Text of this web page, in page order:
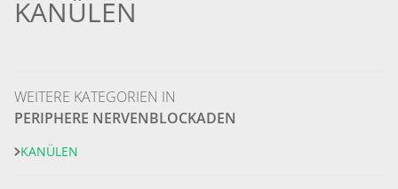
KANÜLEN
WEITERE KATEGORIEN IN
PERIPHERE NERVENBLOCKADEN
KANÜLEN